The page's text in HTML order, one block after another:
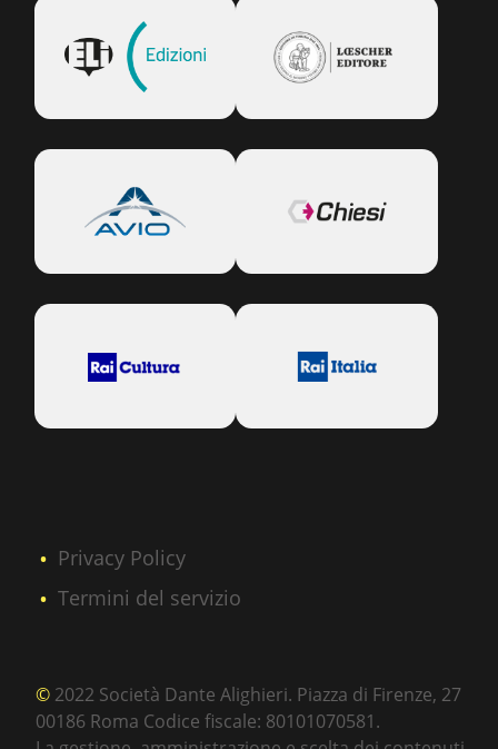
Privacy Policy
Termini del servizio
© 2022 Società Dante Alighieri. Piazza di Firenze, 27
00186 Roma Codice fiscale: 80101070581.